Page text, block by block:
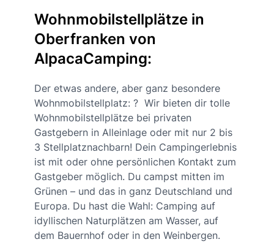
Wohnmobilstellplätze in
Oberfranken von
AlpacaCamping:
Der etwas andere, aber ganz besondere
Wohnmobilstellplatz: ? Wir bieten dir tolle
Wohnmobilstellplätze bei privaten
Gastgebern in Alleinlage oder mit nur 2 bis
3 Stellplatznachbarn! Dein Campingerlebnis
ist mit oder ohne persönlichen Kontakt zum
Gastgeber möglich. Du campst mitten im
Grünen – und das in ganz Deutschland und
Europa. Du hast die Wahl: Camping auf
idyllischen Naturplätzen am Wasser, auf
dem Bauernhof oder in den Weinbergen.